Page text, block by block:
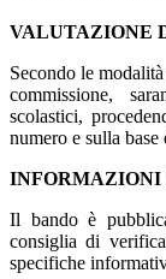
VALUTAZIONE
Secondo le
commissione,
scolastici,
numero e sulla
Il bando è
consiglia di
specifiche